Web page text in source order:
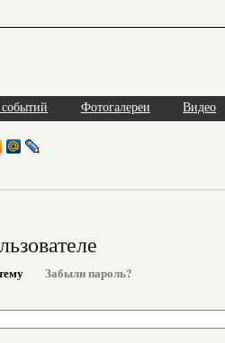
Фотогалереи Видео
Забыли пароль?